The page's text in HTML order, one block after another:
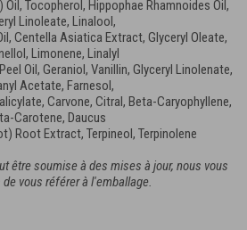
Oil, Tocopherol, Hippophae Rhamnoides Oil,
Linoleate, Linalool,
Centella Asiatica Extract, Glyceryl Oleate,
Limonene, Linalyl
Oil, Geraniol, Vanillin, Glyceryl Linolenate,
Acetate, Farnesol,
Carvone, Citral, Beta-Caryophyllene,
Carotene, Daucus
Root Extract, Terpineol, Terpinolene
être soumise à des mises à jour, nous vous
vous référer à l'emballage.